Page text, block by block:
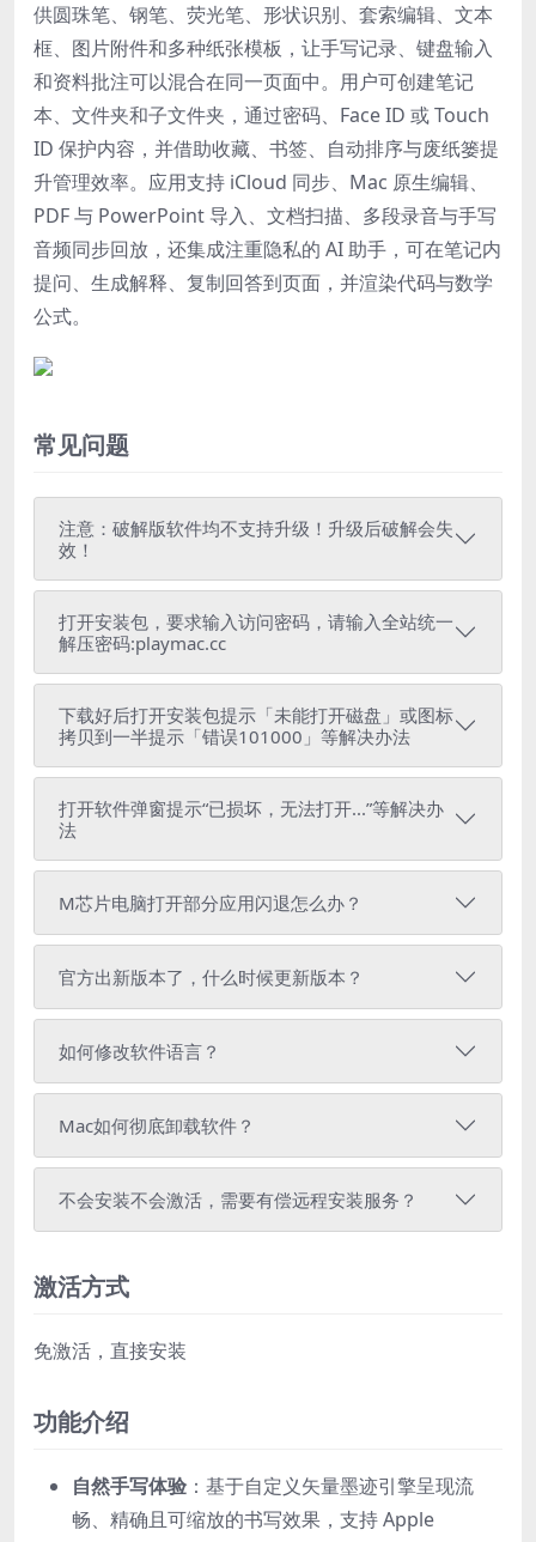
供圆珠笔、钢笔、荧光笔、形状识别、套索编辑、文本
框、图片附件和多种纸张模板，让手写记录、键盘输入
和资料批注可以混合在同一页面中。用户可创建笔记
本、文件夹和子文件夹，通过密码、Face ID 或 Touch
ID 保护内容，并借助收藏、书签、自动排序与废纸篓提
升管理效率。应用支持 iCloud 同步、Mac 原生编辑、
PDF 与 PowerPoint 导入、文档扫描、多段录音与手写
音频同步回放，还集成注重隐私的 AI 助手，可在笔记内
提问、生成解释、复制回答到页面，并渲染代码与数学
公式。
常见问题
注意：破解版软件均不支持升级！升级后破解会失
效！
打开安装包，要求输入访问密码，请输入全站统一
解压密码:playmac.cc
下载好后打开安装包提示「未能打开磁盘」或图标
拷贝到一半提示「错误101000」等解决办法
打开软件弹窗提示“已损坏，无法打开...”等解决办
法
M芯片电脑打开部分应用闪退怎么办？
官方出新版本了，什么时候更新版本？
如何修改软件语言？
Mac如何彻底卸载软件？
不会安装不会激活，需要有偿远程安装服务？
激活方式
免激活，直接安装
功能介绍
自然手写体验 ：基于自定义矢量墨迹引擎呈现流
畅、精确且可缩放的书写效果，支持 Apple